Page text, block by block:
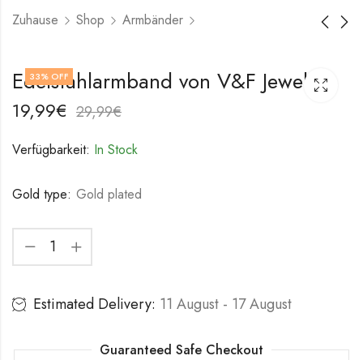
Zuhause Shop Armbänder
18K vergoldetes
Edelstahlarmband
18K vergoldetes
Edelstahlarmband
33% OFF
Edelstahlarmband von V&F Jewelers
19,99€ 29,99€
Verfügbarkeit: In Stock
Gold type: Gold plated
Estimated Delivery: 11 August - 17 August
Guaranteed Safe Checkout